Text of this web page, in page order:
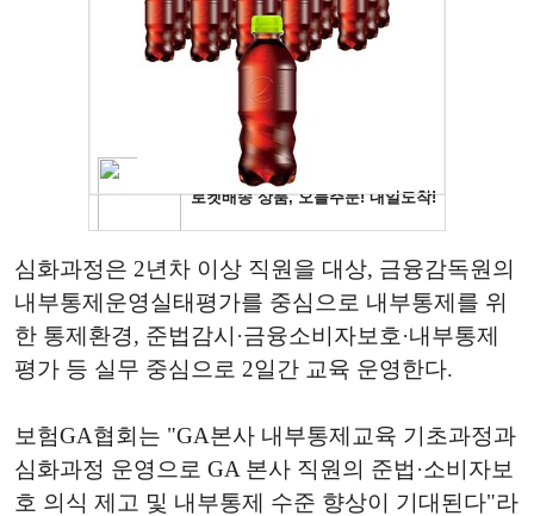
심화과정은 2년차 이상 직원을 대상, 금융감독원의
내부통제운영실태평가를 중심으로 내부통제를 위
한 통제환경, 준법감시·금융소비자보호·내부통제
평가 등 실무 중심으로 2일간 교육 운영한다.
보험GA협회는 "GA본사 내부통제교육 기초과정과
심화과정 운영으로 GA 본사 직원의 준법·소비자보
호 의식 제고 및 내부통제 수준 향상이 기대된다"라